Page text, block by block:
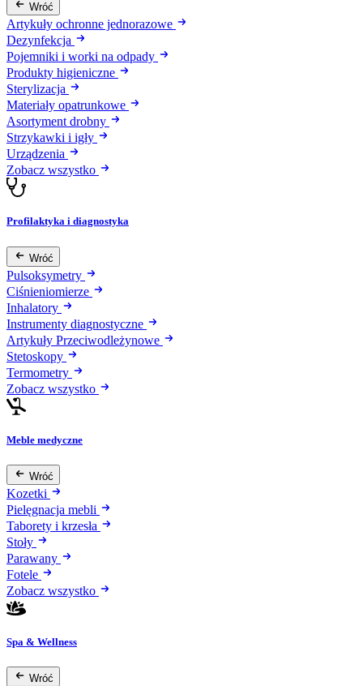
Wróć
Artykuły ochronne jednorazowe
Dezynfekcja
Pojemniki i worki na odpady
Produkty higieniczne
Sterylizacja
Materiały opatrunkowe
Asortyment drobny
Strzykawki i igły
Urządzenia
Zobacz wszystko
Profilaktyka i diagnostyka
Wróć
Pulsoksymetry
Ciśnieniomierze
Inhalatory
Instrumenty diagnostyczne
Artykuły Przeciwodleżynowe
Stetoskopy
Termometry
Zobacz wszystko
Meble medyczne
Wróć
Kozetki
Pielęgnacja mebli
Taborety i krzesła
Stoły
Parawany
Fotele
Zobacz wszystko
Spa & Wellness
Wróć